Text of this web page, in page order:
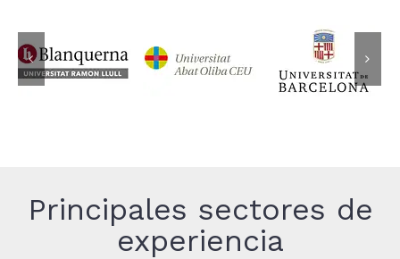
Principales sectores de
experiencia